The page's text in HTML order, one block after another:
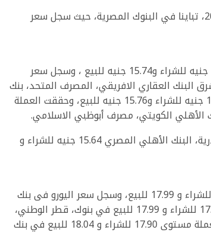
سجل متوسط أسعار العملات اليوم الأحد 13 فبراير 2022، تباينا في البنوك المصرية، حيث سجل سعر
بلغ سعر الدولار اليوم فى البنك الأهلي المصري 15.64 جنيه للشراء و15.74 جنيه للبيع ، وسجل سعر
البنك العقاري الافريقي، المصرف المتحد، بنك
أبوظبي التجاري، وبنك البركة، بنك التجاري الدولي 15.66 جنيه للشراء و15.76 جنيه للبيع، وحققت العملة
كما سجل سعر الدولار اليوم فى بنك مصر، بنك الاسكندرية، البنك الأهلي المصري 15.64 جنيه للشراء و
بلغ سعر اليورو اليوم فى البنك الأهلى المصري 17.72 للشراء و 17.99 للبيع، وسجل سعر اليورو فى بنك
مصر 17.72 للشراء و17.99 للبيع، وسجل سعر اليورو 17.74 للشراء و 17.99 للبيع في بنوك، قطر الوطني،
عودة ، أبوظبي التجاري، بنك قناة السويس، وحققت العملة مستوى 17.90 للشراء و 18.04 للبيع في بنك